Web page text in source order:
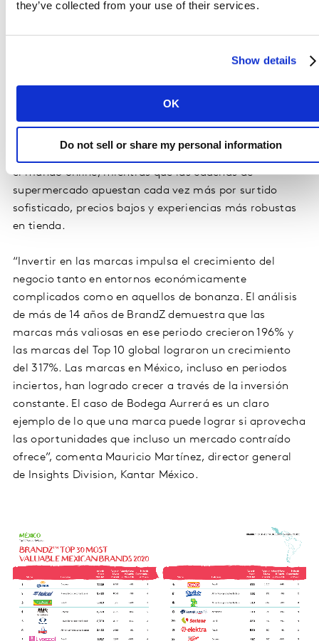
they’ve collected from your use of their services.
Show details
OK
Do not sell or share my personal information
ranking. Retailers como Bodega Aurrera, Liverpool,
del Top, estas marcas han apostado por el
fortalecimiento y sofisticación de su experiencia, tienda
el mundo online, mientras que las cadenas de
supermercado apuestan cada vez más por surtido
sofisticado, precios bajos y experiencias más robustas
en tienda.
“Invertir en las marcas impulsa el crecimiento del
negocio tanto en entornos económicamente
complicados como en aquellos de bonanza. El análisis
de más de 14 años de BrandZ demuestra que las
marcas más valiosas en ese periodo crecieron 196% y
las marcas del Top 10 global lograron un crecimiento
del 317%. Las marcas en México, incluso en periodos
inciertos, han logrado crecer a través de la inversión
constante. El caso de Bodega Aurrerá es un claro
ejemplo de lo que una marca puede lograr si aprovecha
las oportunidades que incluso un mercado contraído
ofrece”, comenta Mauricio Martínez, director general
de Insights Division, Kantar México.